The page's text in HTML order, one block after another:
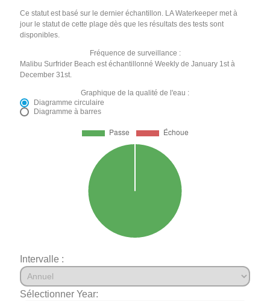
Ce statut est basé sur le dernier échantillon. LA Waterkeeper met à
jour le statut de cette plage dès que les résultats des tests sont
disponibles.
Fréquence de surveillance :
Malibu Surfrider Beach est échantillonné Weekly de January 1st à
December 31st.
Graphique de la qualité de l'eau :
Diagramme circulaire
Diagramme à barres
Intervalle :
Sélectionner Year: